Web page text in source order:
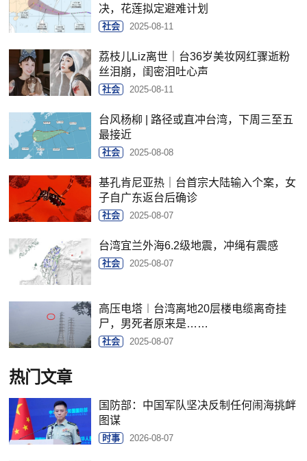
决，花莲拟定避难计划
社会 2025-08-11
荔枝儿Liz离世｜台36岁美妆网红骤逝粉
丝泪崩，闺密泪吐心声
社会 2025-08-11
台风杨柳 | 路径或直冲台湾，下周三至五
最接近
社会 2025-08-08
基孔肯尼亚热｜台首宗大陆输入个案，女
子自广东返台后确诊
社会 2025-08-07
台湾宜兰外海6.2级地震，冲绳有震感
社会 2025-08-07
高压电塔︱台湾离地20层楼电缆离奇挂
尸，男死者原来是……
社会 2025-08-07
热门文章
国防部：中国军队坚决反制任何闹海挑衅
图谋
时事 2026-08-07